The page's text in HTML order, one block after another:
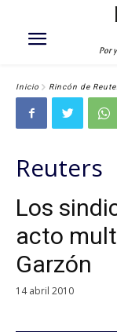
Por
Inicio Rincón de
Reuters
Los
acto
Garzón
14 abril 2010